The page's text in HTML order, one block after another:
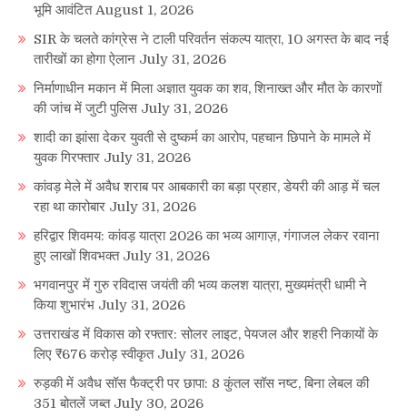
भूमि आवंटित August 1, 2026
SIR के चलते कांग्रेस ने टाली परिवर्तन संकल्प यात्रा, 10 अगस्त के बाद नई
तारीखों का होगा ऐलान July 31, 2026
निर्माणाधीन मकान में मिला अज्ञात युवक का शव, शिनाख्त और मौत के कारणों
की जांच में जुटी पुलिस July 31, 2026
शादी का झांसा देकर युवती से दुष्कर्म का आरोप, पहचान छिपाने के मामले में
युवक गिरफ्तार July 31, 2026
कांवड़ मेले में अवैध शराब पर आबकारी का बड़ा प्रहार, डेयरी की आड़ में चल
रहा था कारोबार July 31, 2026
हरिद्वार शिवमय: कांवड़ यात्रा 2026 का भव्य आगाज़, गंगाजल लेकर रवाना
हुए लाखों शिवभक्त July 31, 2026
भगवानपुर में गुरु रविदास जयंती की भव्य कलश यात्रा, मुख्यमंत्री धामी ने
किया शुभारंभ July 31, 2026
उत्तराखंड में विकास को रफ्तार: सोलर लाइट, पेयजल और शहरी निकायों के
लिए ₹676 करोड़ स्वीकृत July 31, 2026
रुड़की में अवैध सॉस फैक्ट्री पर छापा: 8 कुंतल सॉस नष्ट, बिना लेबल की
351 बोतलें जब्त July 30, 2026